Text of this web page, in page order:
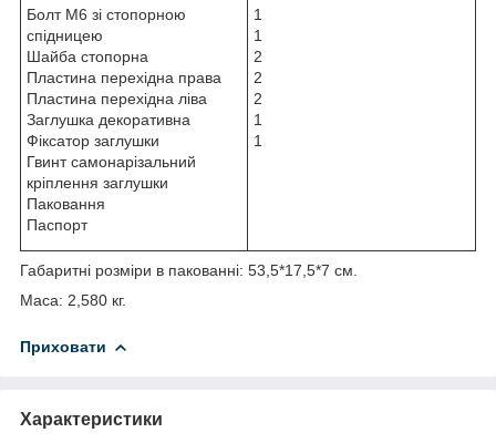
Болт М6 зі стопорною
спідницею
Шайба стопорна
Пластина перехідна права
Пластина перехідна ліва
Заглушка декоративна
Фіксатор заглушки
Гвинт самонарізальний
кріплення заглушки
Паковання
Паспорт
1
1
2
2
2
1
1
Габаритні розміри в пакованні: 53,5*17,5*7 см.
Маса: 2,580 кг.
Приховати
Характеристики